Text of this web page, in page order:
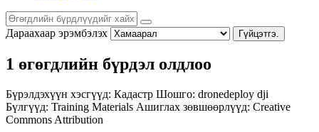
Дараахаар эрэмбэлэх Гүйцэтгэ.
1 өгөгдлийн бүрдэл олдлоо
Бүрэлдэхүүн хэсгүүд: Кадастр Шошго: dronedeploy dji
Бүлгүүд: Training Materials Ашиглах зөвшөөрлүүд: Creative
Commons Attribution